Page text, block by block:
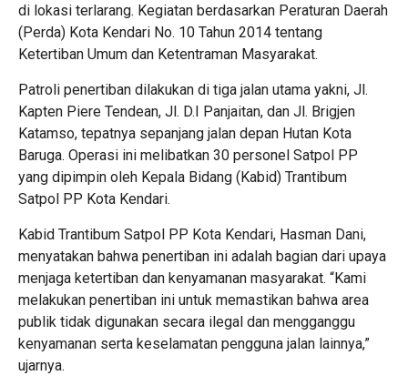
di lokasi terlarang. Kegiatan berdasarkan Peraturan Daerah
(Perda) Kota Kendari No. 10 Tahun 2014 tentang
Ketertiban Umum dan Ketentraman Masyarakat.
Patroli penertiban dilakukan di tiga jalan utama yakni, Jl.
Kapten Piere Tendean, Jl. D.I Panjaitan, dan Jl. Brigjen
Katamso, tepatnya sepanjang jalan depan Hutan Kota
Baruga. Operasi ini melibatkan 30 personel Satpol PP
yang dipimpin oleh Kepala Bidang (Kabid) Trantibum
Satpol PP Kota Kendari.
Kabid Trantibum Satpol PP Kota Kendari, Hasman Dani,
menyatakan bahwa penertiban ini adalah bagian dari upaya
menjaga ketertiban dan kenyamanan masyarakat. “Kami
melakukan penertiban ini untuk memastikan bahwa area
publik tidak digunakan secara ilegal dan mengganggu
kenyamanan serta keselamatan pengguna jalan lainnya,”
ujarnya.